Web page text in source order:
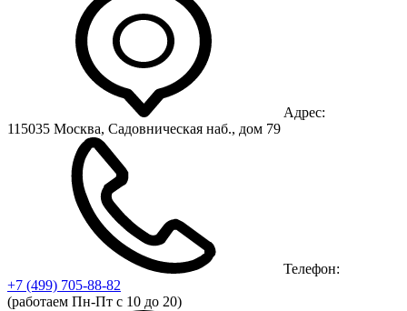
Адрес:
115035 Москва, Садовническая наб., дом 79
Телефон:
+7 (499) 705-88-82
(работаем Пн-Пт с 10 до 20)